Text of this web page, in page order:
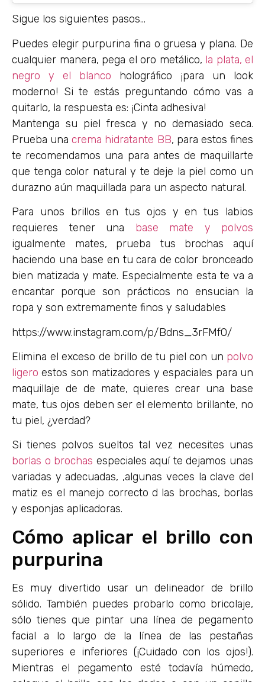
Sigue los siguientes pasos…
Puedes elegir purpurina fina o gruesa y plana. De
cualquier manera, pega el oro metálico, la plata, el
negro y el blanco holográfico ¡para un look
moderno! Si te estás preguntando cómo vas a
quitarlo, la respuesta es: ¡Cinta adhesiva!
Mantenga su piel fresca y no demasiado seca.
Prueba unacrema hidratante BB, para estos fines
te recomendamos una para antes de maquillarte
que tenga color natural y te deje la piel como un
durazno aún maquillada para un aspecto natural.
Para unos brillos en tus ojos y en tus labios
requieres tener una base mate y polvos
igualmente mates, prueba tus brochas aquí
haciendo una base en tu cara de color bronceado
bien matizada y mate. Especialmente esta te va a
encantar porque son prácticos no ensucian la
ropa y son extremamente finos y saludables
https://www.instagram.com/p/Bdns_3rFMfO/
Elimina el exceso de brillo de tu piel con un polvo
ligero estos son matizadores y espaciales para un
maquillaje de de mate, quieres crear una base
mate, tus ojos deben ser el elemento brillante, no
tu piel, ¿verdad?
Si tienes polvos sueltos tal vez necesites unas
borlas o brochas especiales aquí te dejamos unas
variadas y adecuadas, ,algunas veces la clave del
matiz es el manejo correcto d las brochas, borlas
y esponjas aplicadoras.
Cómo aplicar el brillo con
purpurina
Es muy divertido usar un delineador de brillo
sólido. También puedes probarlo como bricolaje,
sólo tienes que pintar una línea de pegamento
facial a lo largo de la línea de las pestañas
superiores e inferiores (¡Cuidado con los ojos!).
Mientras el pegamento esté todavía húmedo,